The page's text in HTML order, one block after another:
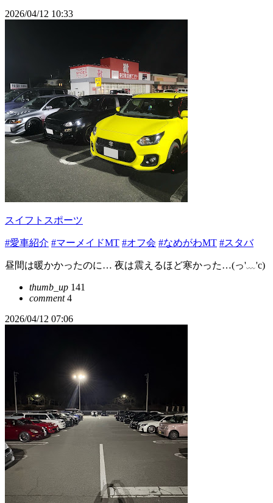
2026/04/12 10:33
スイフトスポーツ
#愛車紹介 #マーメイドMT #オフ会 #なめがわMT #スタバ
昼間は暖かかったのに… 夜は震えるほど寒かった…(っ'﹏'c)
thumb_up 141
comment4
2026/04/12 07:06